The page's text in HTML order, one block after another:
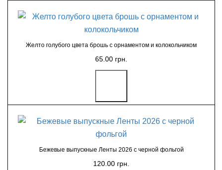
Желто голубого цвета брошь с орнаментом и колокольчиком
65.00 грн.
Бежевые выпускные Ленты 2026 с черной фольгой
120.00 грн.